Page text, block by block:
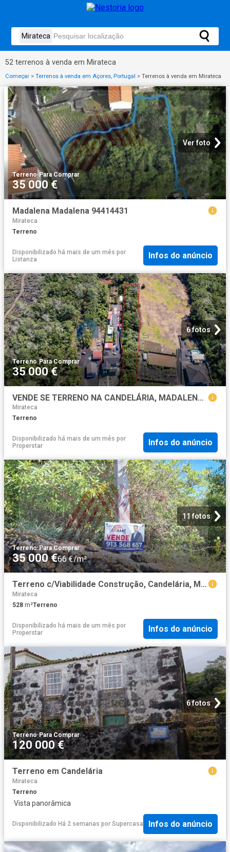
52 terrenos à venda em Mirateca
Começar > Terrenos à venda em Açores, Portugal > Terrenos à venda em Mirateca
Ver foto
Terreno· Para Comprar
35 000 €
Madalena Madalena 94414431
Mirateca
Terreno
Disponibilizado há mais de um mês por
Listanza
Infos do anúncio
6 fotos
Terreno·Para Comprar
35 000 €
VENDE SE TERRENO NA CANDELÁRIA, MADALENA DO PICO
Mirateca
Terreno
Disponibilizado há mais de um mês por
Properstar
Infos do anúncio
11 fotos
Terreno·Para Comprar
35 000 €66 €/m²
Terreno c/Viabilidade Construção, Candelária, Madalena Pico
Mirateca
528 m²Terreno
Disponibilizado há mais de um mês por
Properstar
Infos do anúncio
6 fotos
Terreno·Para Comprar
120 000 €
Terreno em Candelária
Mirateca
Terreno
·Vista panorâmica
Disponibilizado Há 2 semanas por Supercasa Infos do anúncio